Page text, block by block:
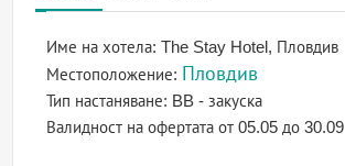
Име на хотела:The Stay Hotel, Пловдив
Местоположение: Пловдив
Тип настаняване: BB - закуска
Валидност на офертатаот 05.05 до 30.09